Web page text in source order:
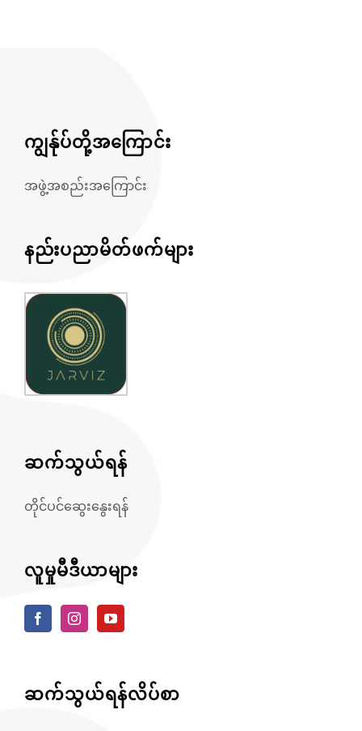
ကျွန်ုပ်တို့အကြောင်း
အဖွဲ့အစည်းအကြောင်း
နည်းပညာမိတ်ဖက်များ
ဆက်သွယ်ရန်
တိုင်ပင်ဆွေးနွေးရန်
လူမှုမီဒီယာများ
ဆက်သွယ်ရန်လိပ်စာ